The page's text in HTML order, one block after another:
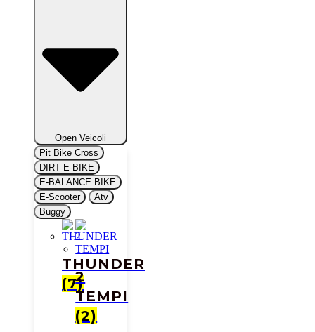
Open Veicoli
Pit Bike Cross
DIRT E-BIKE
E-BALANCE BIKE
E-Scooter
Atv
Buggy
THUNDER
(7)
2
TEMPI
(2)